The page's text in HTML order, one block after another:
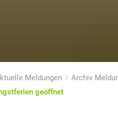
Meldungen Archiv
geöffnet